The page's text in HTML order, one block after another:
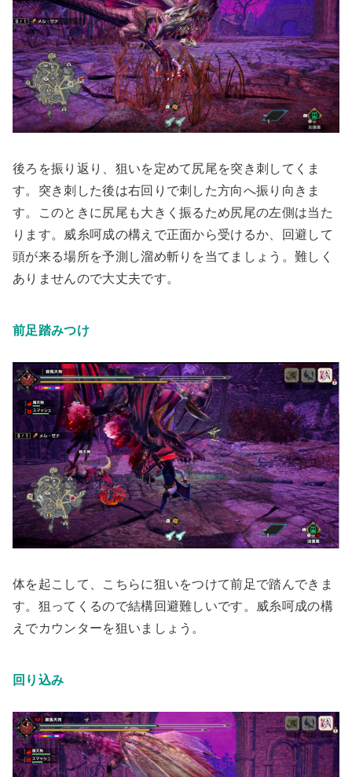
後ろを振り返り、狙いを定めて尻尾を突き刺してくま
す。突き刺した後は右回りで刺した方向へ振り向きま
す。このときに尻尾も大きく振るため尻尾の左側は当た
ります。威糸呵成の構えで正面から受けるか、回避して
頭が来る場所を予測し溜め斬りを当てましょう。難しく
ありませんので大丈夫です。
前足踏みつけ
体を起こして、こちらに狙いをつけて前足で踏んできま
す。狙ってくるので結構回避難しいです。威糸呵成の構
えでカウンターを狙いましょう。
回り込み